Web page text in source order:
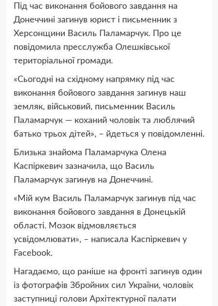
Під час виконання бойового завдання на
Донеччині загинув юрист і письменник з
Херсонщини Василь Паламарчук. Про це
повідомила пресслужба Олешківської
територіальної громади.
«Сьогодні на східному напрямку під час
виконання бойового завдання загинув наш
земляк, військовий, письменник Василь
Паламарчук — коханий чоловік та люблячий
батько трьох дітей», – йдеться у повідомленні.
Близька знайома Паламарчука Олена
Каспіркевич зазначила, що Василь
Паламарчук загинув на Донеччині.
«Мій кум Василь Паламарчук загинув під час
виконання бойового завдання в Донецькій
області. Мозок відмовляється
усвідомлювати», – написала Каспіркевич у
Facebook.
Нагадаємо, що раніше на фронті загинув один
із фотографів Збройних сил України, чоловік
заступниці голови Архітектурної палати